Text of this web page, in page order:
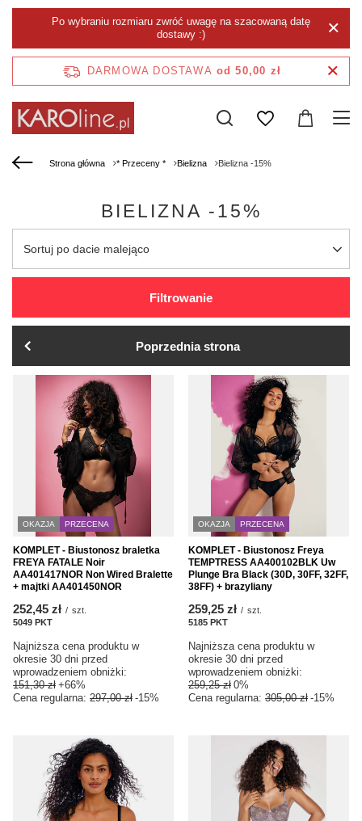
Po wybraniu rozmiaru zwróć uwagę na szacowaną datę
dostawy :)
DARMOWA DOSTAWA od 50,00 zł
Strona główna * Przeceny * Bielizna Bielizna -15%
BIELIZNA -15%
Zmień sortowanie
Sortuj po dacie malejąco
Filtrowanie
Poprzednia strona
OKAZJA PRZECENA
KOMPLET - Biustonosz braletka
FREYA FATALE Noir
AA401417NOR Non Wired Bralette
+ majtki AA401450NOR
252,45 zł / szt.
5049 PKT
Najniższa cena produktu w
okresie 30 dni przed
wprowadzeniem obniżki:
151,30 zł +66%
Cena regularna: 297,00 zł -15%
OKAZJA PRZECENA
KOMPLET - Biustonosz Freya
TEMPTRESS AA400102BLK Uw
Plunge Bra Black (30D, 30FF, 32FF,
38FF) + brazyliany
259,25 zł / szt.
5185 PKT
Najniższa cena produktu w
okresie 30 dni przed
wprowadzeniem obniżki:
259,25 zł 0%
Cena regularna: 305,00 zł -15%